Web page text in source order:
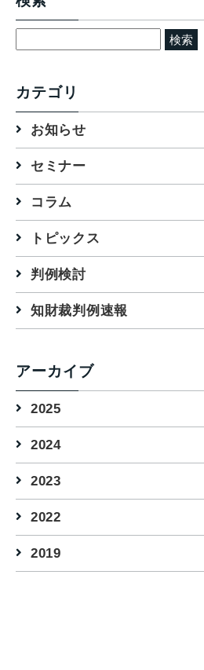
索:
カテゴリ
お知らせ
セミナー
コラム
トピックス
判例検討
知財裁判例速報
アーカイブ
2025
2024
2023
2022
2019